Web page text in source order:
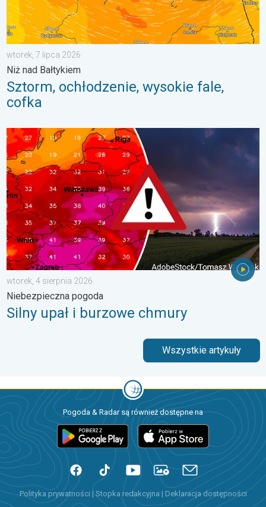
wtorek, 7 lipca 2026
Niż nad Bałtykiem
Sztorm, ochłodzenie, wysokie fale,
cofka
Silny upał i burzowe chmury. Niebezpieczna pogoda. . .
wtorek, 4 sierpnia 2026
Niebezpieczna pogoda
Silny upał i burzowe chmury
Wszystkie artykuły
Pogoda & Radar są również dostępne na
Polityka prywatności |Stopka redakcyjna | Deklaracja dostępności